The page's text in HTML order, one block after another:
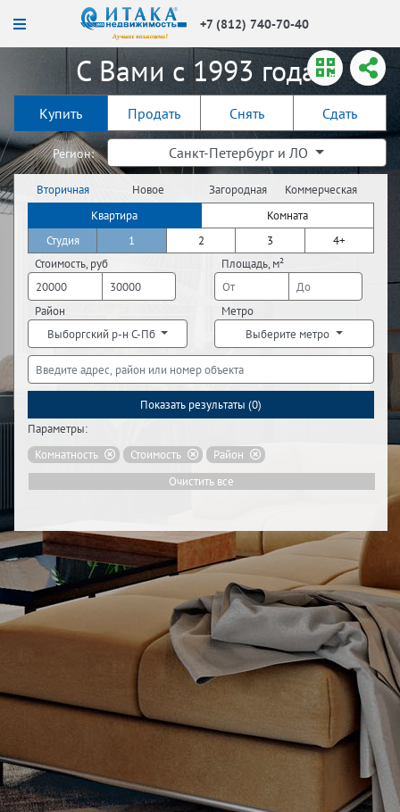
+7 (812) 740-70-40
С Вами с 1993 года!
Купить Продать Снять Сдать
Регион: Санкт-Петербург и ЛО
Вторичная
недвижимость
Новое
строительство
Загородная
недвижимость
Коммерческая
недвижимость
Квартира
Комната
Студия
1 2 3
4+
Стоимость, руб
Площадь, м²
Район
Выборгский р-н С-Пб
Метро
Выберите метро
Показать результаты (0)
Параметры:
Комнатность
Стоимость
Район
Очистить все